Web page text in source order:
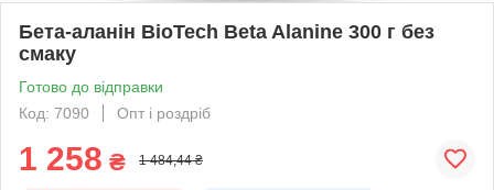
Бета-аланін BioTech Beta Alanine 300 г без
смаку
Готово до відправки
Код: 7090
Опт і роздріб
1 258 ₴ 1 484,44 ₴